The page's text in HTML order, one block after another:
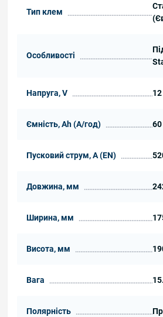
Тип клем
Особливості
Напруга, V 12
Ємність, Ah (А/год) 60
Пусковий струм, А (EN)
Довжина, мм
Ширина, мм
Висота, мм
Вага
Полярність